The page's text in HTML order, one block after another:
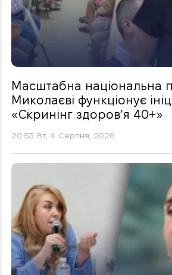
Масштабна національна
Миколаєві функціонує
«Скринінг здоровʼя 40+»
20:53 Вт, 4 Серпня, 2026